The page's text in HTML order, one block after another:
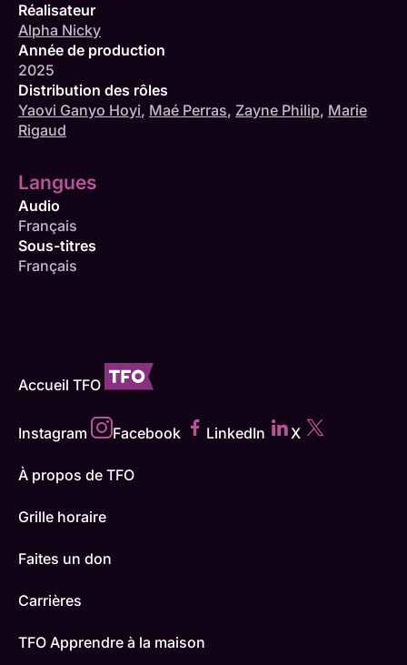
Réalisateur
Alpha Nicky
Année de production
2025
Distribution des rôles
Yaovi Ganyo Hoyi, Maé Perras, Zayne Philip, Marie
Rigaud
Langues
Audio
Français
Sous-titres
Français
Accueil TFO
Instagram Facebook LinkedIn X
À propos de TFO
Grille horaire
Faites un don
Carrières
TFO Apprendre à la maison